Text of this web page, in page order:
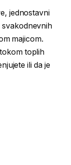
jednostavni
svakodnevnih
majicom.
toplih
ili da je